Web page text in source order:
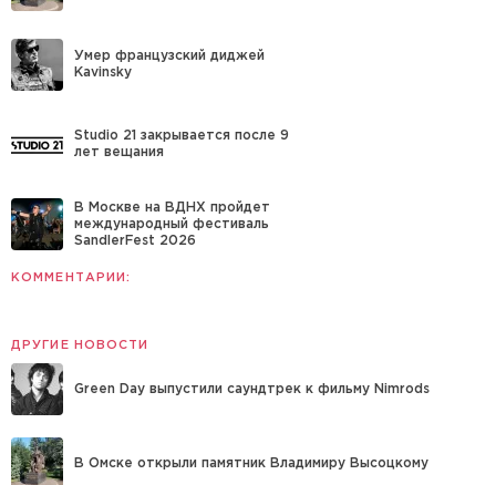
Умер французский диджей
Kavinsky
Studio 21 закрывается после 9
лет вещания
В Москве на ВДНХ пройдет
международный фестиваль
SandlerFest 2026
КОММЕНТАРИИ:
ДРУГИЕ НОВОСТИ
Green Day выпустили саундтрек к фильму Nimrods
В Омске открыли памятник Владимиру Высоцкому